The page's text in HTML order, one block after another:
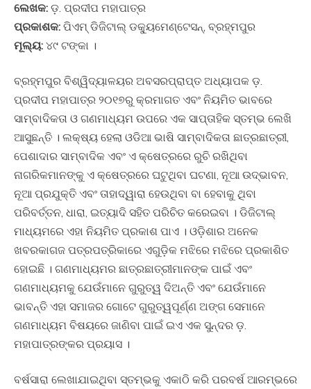
ଲେଖକ: ଡ଼. ପ୍ରଦୀପ ମହାପାତ୍ର
ପ୍ରକାଶକ: ପିଏମ୍ ଡିଜିଟାଲ୍ ଡକ୍ୟୁମେଣ୍ଟେସନ୍, ବ୍ରହ୍ମପୁର
ମୂଲ୍ୟ: ୪୯ ଟଙ୍କା ।
ବ୍ରହ୍ମପୁର ବିଶ୍ୱିଦ୍ୟାଳୟର ଅବସରପ୍ରାପ୍ତ ଅଧ୍ୟାପକ ଡ଼.
ପ୍ରଦୀପ ମହାପାତ୍ର ୨୦୧୭ରୁ କ୍ରମାଗତ ଏବଂ ନିୟମିତ ଭାବରେ
ସାମ୍ବାଦିକତା ଓ ଗଣମାଧ୍ୟମ ଉପରେ ଏକ ସାପ୍ତାହିକ ସ୍ତମ୍ଭ ଲେଖି
ଆସୁଛନ୍ତି । ଲକ୍ଷ୍ୟ ହେଲା ଓଡିଆ ଭାଷି ସାମ୍ବାଦିକତା ଛାତ୍ରଛାତ୍ରୀ,
ପେଶାଦାର ସାମ୍ବାଦିକ ଏବଂ ଏ କ୍ଷେତ୍ରରେ ରୁଚି ରଖିଥିବା
ନାଗରିକମାନଙ୍କୁ ଏ କ୍ଷେତ୍ରରେ ଘଟୁଥିବା ଘଟଣା, ନୂଆ ଉଦ୍ଭାବନ,
ନୂଆ ପ୍ରଯୁକ୍ତି ଏବଂ ତାହାଦ୍ୱାରା ହେଉଥିବା ବା ହେବାକୁ ଥିବା
ପରିବର୍ତ୍ତନ, ଧାରା, ଇତ୍ୟାଦି ସହିତ ପରିଚିତ କରେଇବା । ଡିଜିଟାଲ୍
ମାଧ୍ୟମରେ ଏହା ନିୟମିତ ପ୍ରକାଶ ପାଏ । ଓଡ଼ିଶାର ଅନେକ
ଖବରକାଗଜ ପତ୍ରପତ୍ରିକାରେ ଏଗୁଡ଼ିକ ମଝିରେ ମଝିରେ ପ୍ରକାଶିତ
ହୋଇଛି । ଗଣମାଧ୍ୟମର ଛାତ୍ରଛାତ୍ରୀମାନଙ୍କ ପାଇଁ ଏବଂ
ଗଣମାଧ୍ୟମକୁ ଯେଉଁମାନେ ଗୁରୁତ୍ୱ ଦିଅନ୍ତି ଏବଂ ଯେଉଁମାନେ
ଭାବନ୍ତି ଏହା ସମାଜର ଗୋଟେ ଗୁରୁତ୍ୱପୂର୍ଣ୍ଣ ଅଙ୍ଗ ସେମାନେ
ଗଣମାଧ୍ୟମ ବିଷୟରେ ଜାଣିବା ପାଇଁ ଇଏ ଏକ ସୁନ୍ଦର ଡ଼.
ମହାପାତ୍ରଙ୍କର ପ୍ରୟାସ ।
ବର୍ଷସାରା ଲେଖାଯାଇଥିବା ସ୍ତମ୍ଭକୁ ଏକାଠି କରି ପରବର୍ଷ ଆରମ୍ଭରେ